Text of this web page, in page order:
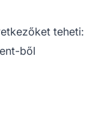
teheti:
ből